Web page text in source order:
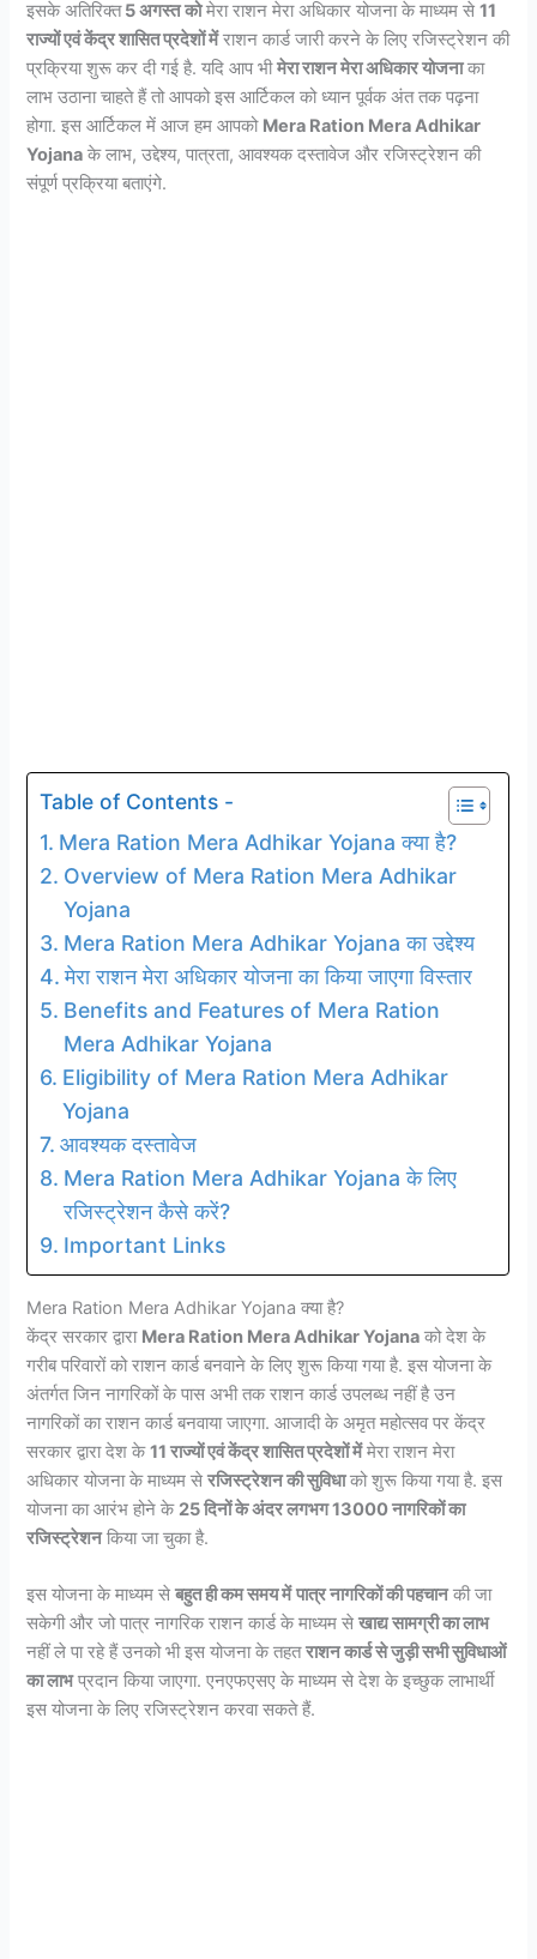
इसके अतिरिक्त5 अगस्त कोमेरा राशन मेरा अधिकार योजना के माध्यम से11
राज्यों एवं केंद्र शासित प्रदेशों मेंराशन कार्ड जारी करने के लिए रजिस्ट्रेशन की
प्रक्रिया शुरू कर दी गई है. यदि आप भीमेरा राशन मेरा अधिकार योजनाका
लाभ उठाना चाहते हैं तो आपको इस आर्टिकल को ध्यान पूर्वक अंत तक पढ़ना
होगा. इस आर्टिकल में आज हम आपको Mera Ration Mera Adhikar
Yojana के लाभ, उद्देश्य, पात्रता, आवश्यक दस्तावेज और रजिस्ट्रेशन की
संपूर्ण प्रक्रिया बताएंगे.
Table of Contents -
Mera Ration Mera Adhikar Yojana क्या है?
Overview of Mera Ration Mera Adhikar
Yojana
Mera Ration Mera Adhikar Yojana का उद्देश्य
मेरा राशन मेरा अधिकार योजना का किया जाएगा विस्तार
Benefits and Features of Mera Ration
Mera Adhikar Yojana
Eligibility of Mera Ration Mera Adhikar
Yojana
आवश्यक दस्तावेज
Mera Ration Mera Adhikar Yojana के लिए
रजिस्ट्रेशन कैसे करें?
Important Links
Mera Ration Mera Adhikar Yojana क्या है?
केंद्र सरकार द्वारा Mera Ration Mera Adhikar Yojana को देश के
गरीब परिवारों को राशन कार्ड बनवाने के लिए शुरू किया गया है. इस योजना के
अंतर्गत जिन नागरिकों के पास अभी तक राशन कार्ड उपलब्ध नहीं है उन
नागरिकों का राशन कार्ड बनवाया जाएगा. आजादी के अमृत महोत्सव पर केंद्र
सरकार द्वारा देश के11 राज्यों एवं केंद्र शासित प्रदेशों मेंमेरा राशन मेरा
अधिकार योजना के माध्यम सेरजिस्ट्रेशन की सुविधाको शुरू किया गया है. इस
योजना का आरंभ होने के 25 दिनों के अंदर लगभग 13000 नागरिकों का
रजिस्ट्रेशनकिया जा चुका है.
इस योजना के माध्यम सेबहुत ही कम समय में पात्र नागरिकों की पहचानकी जा
सकेगी और जो पात्र नागरिक राशन कार्ड के माध्यम सेखाद्य सामग्री का लाभ
नहीं ले पा रहे हैं उनको भी इस योजना के तहतराशन कार्ड से जुड़ी सभी सुविधाओं
का लाभप्रदान किया जाएगा. एनएफएसए के माध्यम से देश के इच्छुक लाभार्थी
इस योजना के लिए रजिस्ट्रेशन करवा सकते हैं.